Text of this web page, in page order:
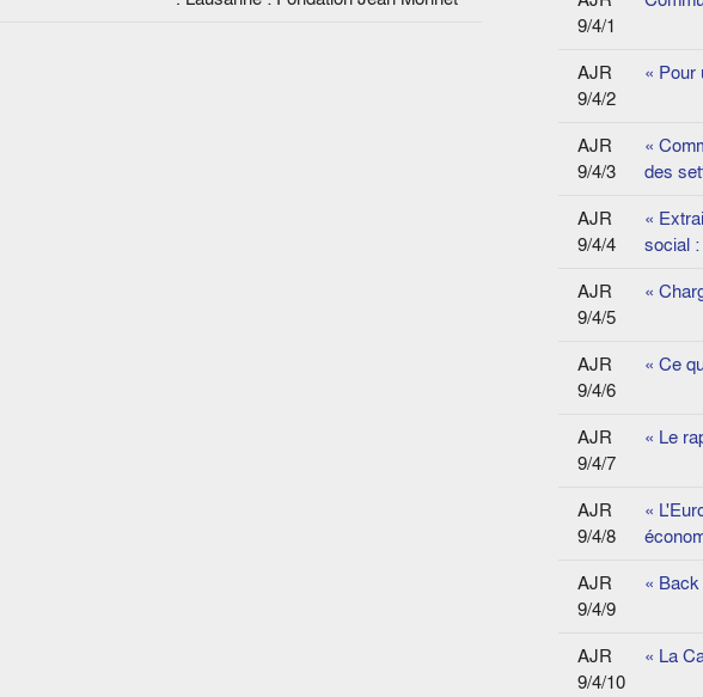
9/4/1
AJR
9/4/2
« Pour
AJR
9/4/3
«
des
AJR
9/4/4
«
social
AJR
9/4/5
«
AJR
9/4/6
« Ce
AJR
9/4/7
« Le
AJR
9/4/8
«
AJR
9/4/9
«
AJR
9/4/10
« La